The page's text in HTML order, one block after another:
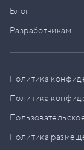
Блог
Разработчикам
Политика
Политика
Политика